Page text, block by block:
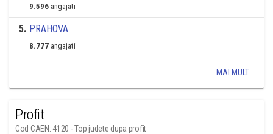
9.596 angajati
5. PRAHOVA
8.777 angajati
MAI MULT
Profit
Cod CAEN: 4120 - Top judete dupa profit